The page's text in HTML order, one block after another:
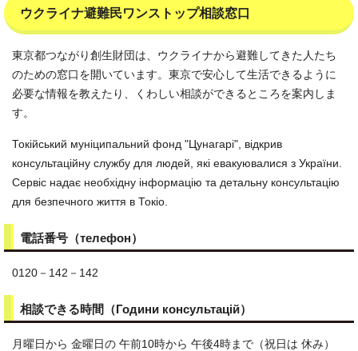
ウクライナ避難民ワンストップ相談窓口
東京都つながり創生財団は、ウクライナから避難してきた人たち
のための窓口を開いています。東京で安心して生活できるように
必要な情報を教えたり、くわしい相談ができるところを案内しま
す。
Токійський муніципальний фонд "Цунагарі", відкрив
консультаційну службу для людей, які евакуювалися з України.
Сервіс надає необхідну інформацію та детальну консультацію
для безпечного життя в Токіо.
電話番号（телефон）
0120－142－142
相談できる時間（Години консультацій）
月曜日から 金曜日の 午前10時から 午後4時まで（祝日は 休み）